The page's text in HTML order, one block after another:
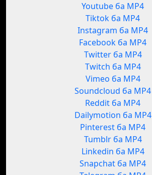
Youtube ба MP4
Tiktok ба MP4
Instagram ба MP4
Facebook ба MP4
Twitter ба MP4
Twitch ба MP4
Vimeo ба MP4
Soundcloud ба MP4
Reddit ба MP4
Dailymotion ба MP4
Pinterest ба MP4
Tumblr ба MP4
Linkedin ба MP4
Snapchat ба MP4